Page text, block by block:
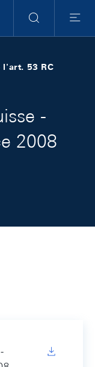
RechercheMenu
l'art. 53 RC
-
2008